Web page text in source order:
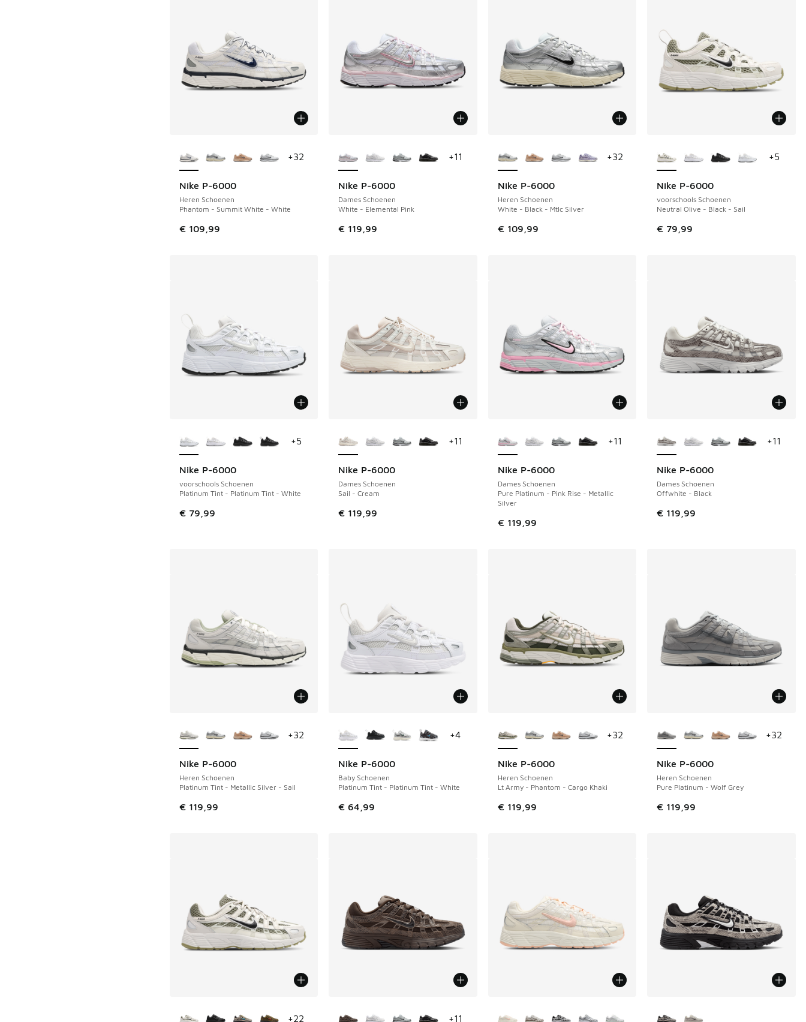
Nike P-6000
Heren Schoenen
Phantom - Summit White - White
€ 109,99
+32
Nike P-6000
Dames Schoenen
White - Elemental Pink
€ 119,99
+11
Nike P-6000
Heren Schoenen
White - Black - Mtlc Silver
€ 109,99
+32
Nike P-6000
voorschools Schoenen
Neutral Olive - Black - Sail
€ 79,99
+5
Nike P-6000
voorschools Schoenen
Platinum Tint - Platinum Tint - White
€ 79,99
+5
Nike P-6000
Dames Schoenen
Sail - Cream
€ 119,99
+11
Nike P-6000
Dames Schoenen
Pure Platinum - Pink Rise - Metallic
Silver
€ 119,99
+11
Nike P-6000
Dames Schoenen
Offwhite - Black
€ 119,99
+11
Nike P-6000
Heren Schoenen
Platinum Tint - Metallic Silver - Sail
€ 119,99
+32
Nike P-6000
Baby Schoenen
Platinum Tint - Platinum Tint - White
€ 64,99
+4
Nike P-6000
Heren Schoenen
Lt Army - Phantom - Cargo Khaki
€ 119,99
+32
Nike P-6000
Heren Schoenen
Pure Platinum - Wolf Grey
€ 119,99
+32
+22
+11